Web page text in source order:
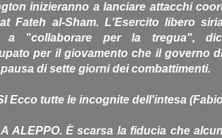
inizieranno a lanciare attacchi
Fateh al-Sham. L'Esercito libero
a "collaborare per la tregua",
per il giovamento che il governo
di sette giorni dei combattimenti.
Ecco tutte le incognite dell'intesa
ALEPPO. È scarsa la fiducia che